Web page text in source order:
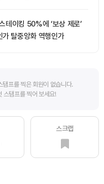
테이킹 50%에 ‘보상 제로’
탈중앙화 역행인가
탬프를 찍은 회원이 없습니다.
스탬프를 찍어 보세요!
스크랩